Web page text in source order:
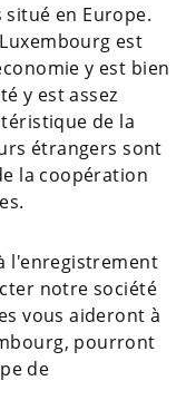
en Europe.
est
y est bien
y est assez
de la
étrangers sont
la coopération
l'enregistrement
notre société
vous aideront à
pourront
de